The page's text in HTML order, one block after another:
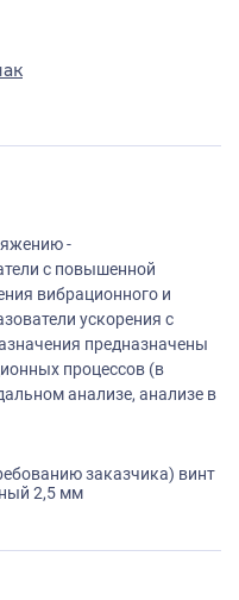
-
с повышенной
вибрационного и
ускорения с
предназначены
процессов (в
анализе, анализе в
заказчика) винт
2,5 мм